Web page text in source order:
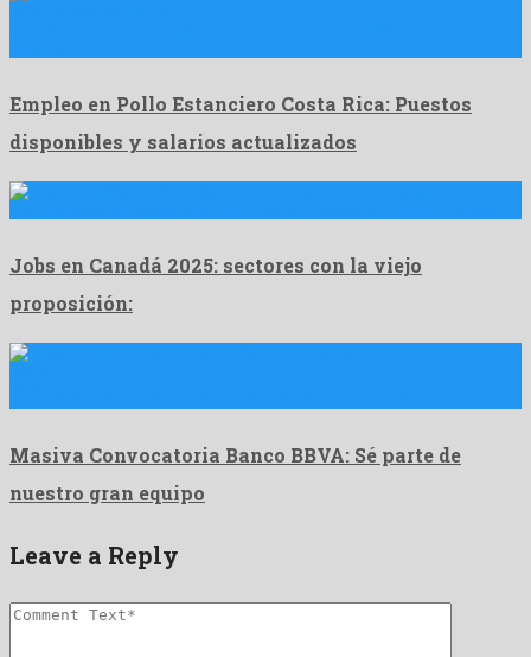
Empleo en Pollo Estanciero Costa Rica: Puestos
disponibles y salarios actualizados
Jobs en Canadá 2025: sectores con la viejo
proposición:
Masiva Convocatoria Banco BBVA: Sé parte de
nuestro gran equipo
Leave a Reply